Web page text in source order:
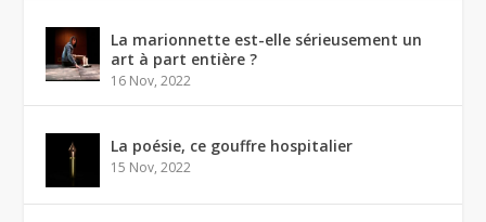
La marionnette est-elle sérieusement un
art à part entière ?
16 Nov, 2022
La poésie, ce gouffre hospitalier
15 Nov, 2022